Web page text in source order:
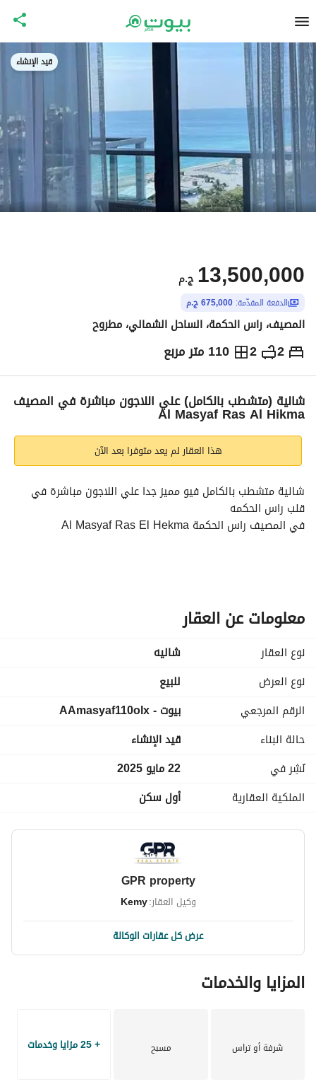
قيد الإنشاء
ج.م 13,500,000
الدفعة المقدّمة: 675,000 ج.م
المصيف، راس الحكمة، الساحل الشمالي، مطروح
2
2 110 متر مربع ج.م13,500,000
الاماكن القريبة
شالية (متشطب بالكامل) علي اللاجون مباشرة في المصيف
Al Masyaf Ras Al Hikma
هذا العقار لم يعد متوفرا بعد الآن
قلب راس الحكمه
في المصيف راس الحكمة Al Masyaf Ras El Hekma
متاح معاينة و فيديو توضيحي للشالية
الكمبوند به جميع المرافق و الحدمات
السعر الاجمالي:13,500,000
مطلوب كاش 5% و الباقي اقساط
للتواصل و المعاينة (مكالمة او واتساب) عرض معلومات الاتصال
معلومات عن العقار
نوع العقار
شاليه
نوع العرض
للبيع
الرقم المرجعي
بيوت - AAmasyaf110olx
حالة البناء
قيد الإنشاء
نُشِر في
22 مايو 2025
الملكية العقارية
أول سكن
GPR property
وكيل العقار:Kemy
عرض كل عقارات الوكالة
المزايا والخدمات
شرفة أو تراس مسبح + 25 مزايا وخدمات